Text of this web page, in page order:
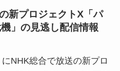
新プロジェクトX「パ
」の見逃し配信情報
NHK総合で放送の新プロ